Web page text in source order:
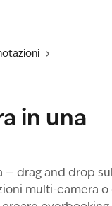
in una
— drag and drop
multi-camera o